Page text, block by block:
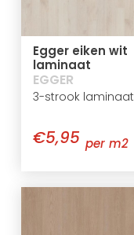
Egger eiken wit
laminaat
EGGER
3-strook laminaat
€5,95 per m2